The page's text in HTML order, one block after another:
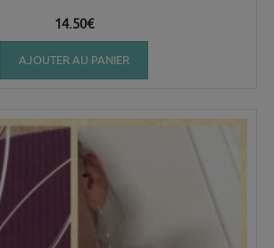
14.50€
AJOUTER AU PANIER